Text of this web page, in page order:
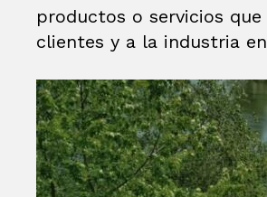
productos o servicios
clientes y a la industria